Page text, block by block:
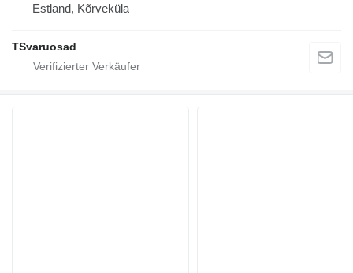
Estland, Kõrveküla
TSvaruosad